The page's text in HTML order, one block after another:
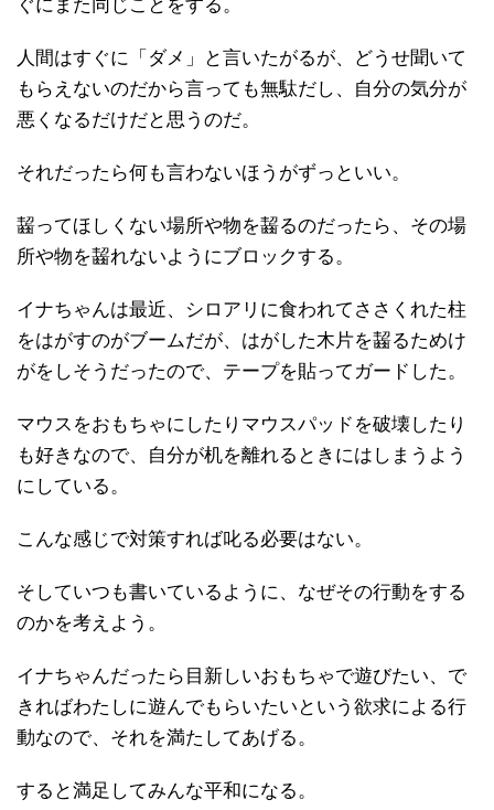
ぐにまた同じことをする。
人間はすぐに「ダメ」と言いたがるが、どうせ聞いて
もらえないのだから言っても無駄だし、自分の気分が
悪くなるだけだと思うのだ。
それだったら何も言わないほうがずっといい。
齧ってほしくない場所や物を齧るのだったら、その場
所や物を齧れないようにブロックする。
イナちゃんは最近、シロアリに食われてささくれた柱
をはがすのがブームだが、はがした木片を齧るためけ
がをしそうだったので、テープを貼ってガードした。
マウスをおもちゃにしたりマウスパッドを破壊したり
も好きなので、自分が机を離れるときにはしまうよう
にしている。
こんな感じで対策すれば叱る必要はない。
そしていつも書いているように、なぜその行動をする
のかを考えよう。
イナちゃんだったら目新しいおもちゃで遊びたい、で
きればわたしに遊んでもらいたいという欲求による行
動なので、それを満たしてあげる。
すると満足してみんな平和になる。